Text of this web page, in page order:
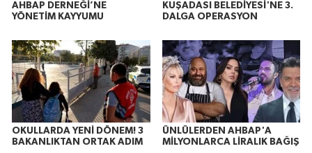
AHBAP DERNEĞİ’NE
YÖNETİM KAYYUMU
KUŞADASI BELEDİYESİ'NE 3.
DALGA OPERASYON
OKULLARDA YENİ DÖNEM! 3
BAKANLIKTAN ORTAK ADIM
ÜNLÜLERDEN AHBAP'A
MİLYONLARCA LİRALIK BAĞIŞ